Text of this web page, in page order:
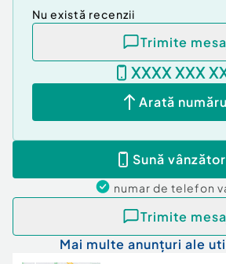
Nu există recenzii
Trimite
XXXX XXX
Arată
Sună
numar de telefon
Trimite
Mai multe anunțuri ale